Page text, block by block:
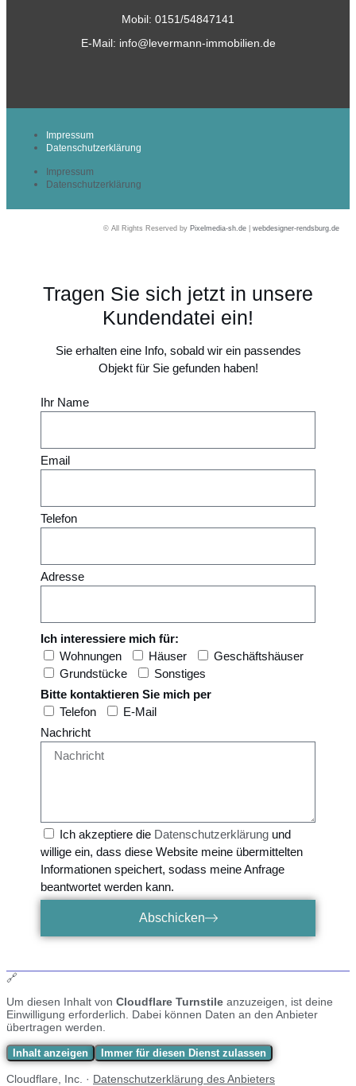
Mobil: 0151/54847141
E-Mail: info@levermann-immobilien.de
Impressum
Datenschutzerklärung
Impressum
Datenschutzerklärung
© All Rights Reserved by Pixelmedia-sh.de webdesigner-rendsburg.de
Tragen Sie sich jetzt in unsere
Kundendatei ein!
Sie erhalten eine Info, sobald wir ein passendes
Objekt für Sie gefunden haben!
Ihr Name
Email
Telefon
Adresse
Ich interessiere mich für:
Wohnungen
Häuser
Geschäftshäuser
Grundstücke
Sonstiges
Bitte kontaktieren Sie mich per
Telefon
E-Mail
Nachricht
Ich akzeptiere die Datenschutzerklärung und
willige ein, dass diese Website meine übermittelten
Informationen speichert, sodass meine Anfrage
beantwortet werden kann.
Abschicken
🔗
Um diesen Inhalt von Cloudflare Turnstile anzuzeigen, ist deine
Einwilligung erforderlich. Dabei können Daten an den Anbieter
übertragen werden.
Inhalt anzeigen Immer für diesen Dienst zulassen
Cloudflare, Inc. · Datenschutzerklärung des Anbieters